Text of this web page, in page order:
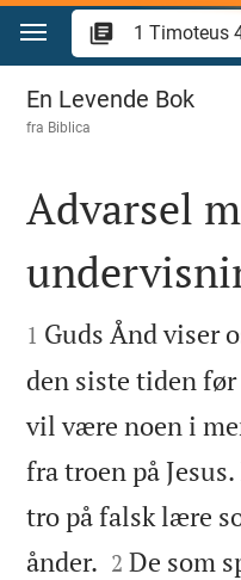
Skift til innhold
1 Timoteus 4
En Levende Bok
fra Biblica

Advarsel

1 Guds Ånd viser
den siste tiden
vil være noen i
fra troen på
tro på falsk lære
ånder. 

2 De som